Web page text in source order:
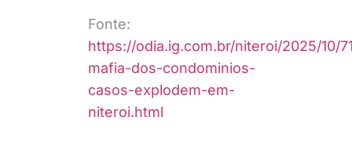
Fonte:
https://odia.ig.com.br/niteroi/2025/10/
mafia-dos-condominios-
casos-explodem-em-
niteroi.html